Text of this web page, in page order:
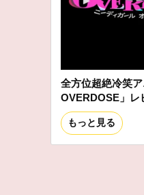
全方位超絶冷笑
OVERDOSE」レ
もっと見る